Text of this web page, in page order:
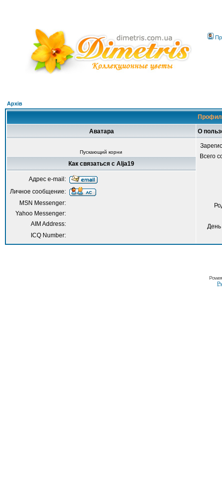
Архів
Аватара О
Пускающий корни
Всего
Как связаться с Alja19
Адрес e-mail:
Личное сообщение:
MSN Messenger:
Yahoo Messenger:
AIM Address:
ICQ Number: